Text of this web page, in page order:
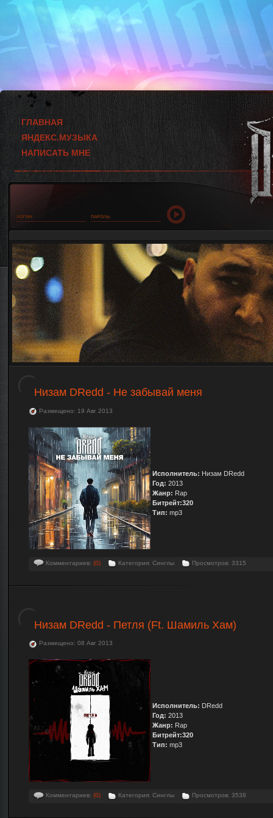
ГЛАВНАЯ
ЯНДЕКС.МУЗЫКА
НАПИСАТЬ МНЕ
Низам DRedd - Не забывай меня
Размещено: 19 Авг 2013
Исполнитель: Низам DRedd
Год: 2013
Жанр: Rap
Битрейт:320
Тип: mp3
Комментариев: (0) Категория: Синглы Просмотров: 3315
Низам DRedd - Петля (Ft. Шамиль Хам)
Размещено: 08 Авг 2013
Исполнитель: DRedd
Год: 2013
Жанр: Rap
Битрейт:320
Тип: mp3
Комментариев: (0) Категория: Синглы Просмотров: 3538